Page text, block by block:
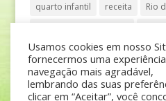
quarto infantil
receita
Rio
São Paulo
teatro tênis
Usamos cookies em nosso
fornecermos uma
navegação mais agradável,
lembrando das suas
clicar em “Aceitar”, você